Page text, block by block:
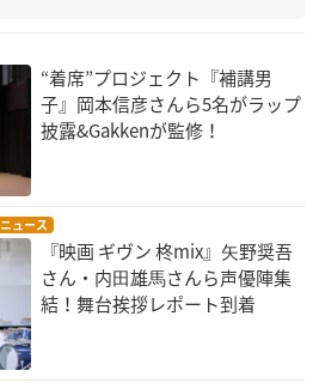
“着席”プロジェクト『補講男
子』岡本信彦さんら5名がラップ
披露&Gakkenが監修！
ニュース
『映画 ギヴン 柊mix』⽮野奨吾
さん・内⽥雄⾺さんら声優陣集
結！舞台挨拶レポート到着